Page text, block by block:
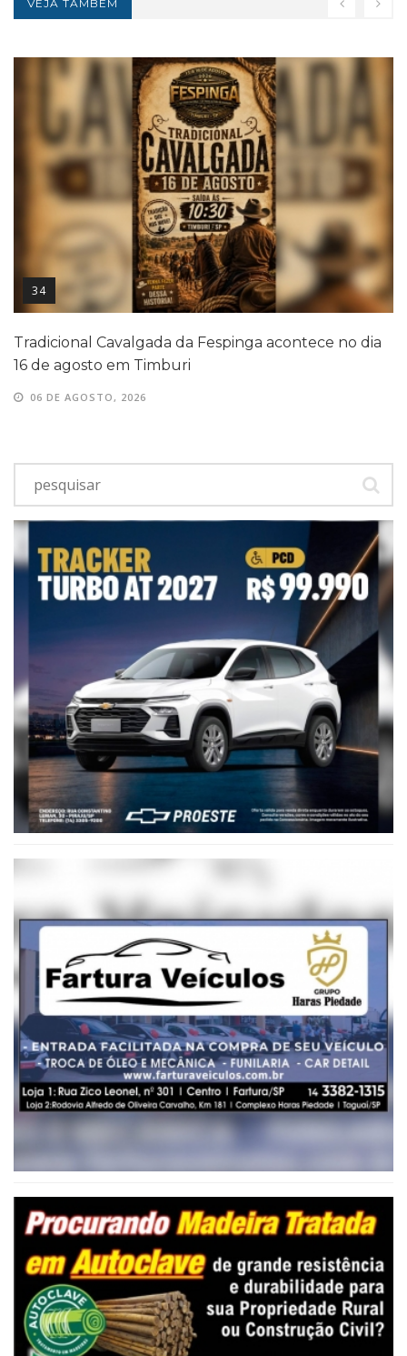
VEJA TAMBÉM
34
Tradicional Cavalgada da Fespinga acontece no dia
16 de agosto em Timburi
06 DE AGOSTO, 2026